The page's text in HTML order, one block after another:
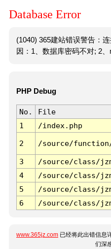
Database Error
(1040) 365建站错误警告：
因：1、数据库密码不对; 2、
PHP Debug
No. File
1
/index.php
2 /source/
3 /source/class/
4
/source/class/
5
/source/class/
6
/source/class/
www.365jz.com 已经将此出错信息
们深